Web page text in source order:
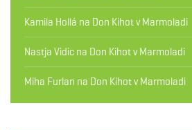
Kamila Hollá na Don Kihot v Marmoladi
Nastja Vidic na Don Kihot v Marmoladi
Miha Furlan na Don Kihot v Marmoladi